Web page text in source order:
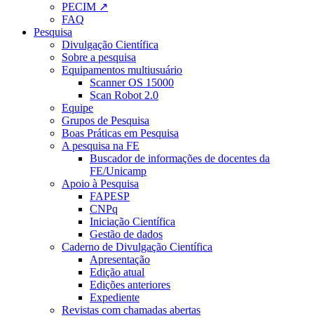
PECIM ↗
FAQ
Pesquisa
Divulgação Científica
Sobre a pesquisa
Equipamentos multiusuário
Scanner OS 15000
Scan Robot 2.0
Equipe
Grupos de Pesquisa
Boas Práticas em Pesquisa
A pesquisa na FE
Buscador de informações de docentes da
FE/Unicamp
Apoio à Pesquisa
FAPESP
CNPq
Iniciação Científica
Gestão de dados
Caderno de Divulgação Científica
Apresentação
Edição atual
Edições anteriores
Expediente
Revistas com chamadas abertas